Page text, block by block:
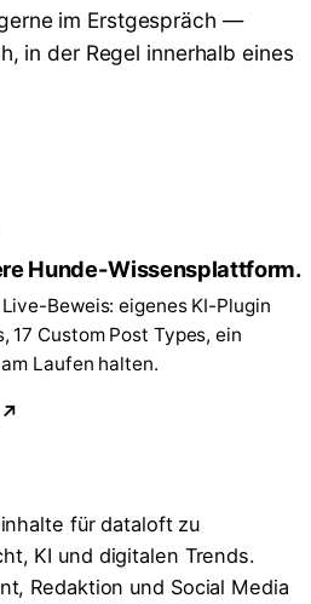
im Erstgespräch —
in der Regel innerhalb eines
Hunde-Wissensplattform.
Beweis: eigenes KI-Plugin
17 Custom Post Types, ein
Laufen halten.
für dataloft zu
KI und digitalen Trends.
Redaktion und Social Media